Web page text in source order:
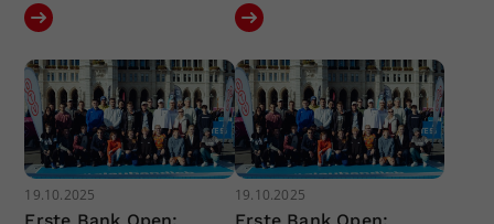
19.10.2025 19.10.2025